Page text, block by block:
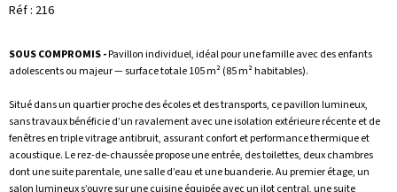
Réf : 216
SOUS COMPROMIS -Pavillon individuel, idéal pour une famille avec des enfants
adolescents ou majeur — surface totale 105 m² (85 m² habitables).
Situé dans un quartier proche des écoles et des transports, ce pavillon lumineux,
sans travaux bénéficie d’un ravalement avec une isolation extérieure récente et de
fenêtres en triple vitrage antibruit, assurant confort et performance thermique et
acoustique. Le rez-de-chaussée propose une entrée, des toilettes, deux chambres
dont une suite parentale, une salle d’eau et une buanderie. Au premier étage, un